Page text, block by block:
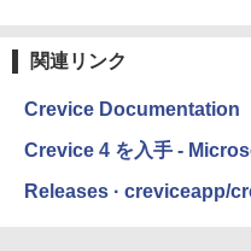
ows11
￥
方 マニ
めのAI
￥99
ション
持続バ
関連リンク
Crevice Documentation
Crevice 4 を入手 -
Releases · creviceapp/